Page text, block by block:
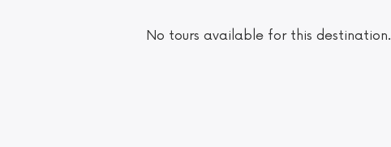
No tours available for this destination.